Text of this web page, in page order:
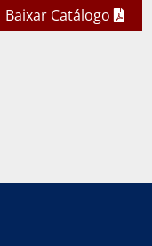
Baixar Catálogo